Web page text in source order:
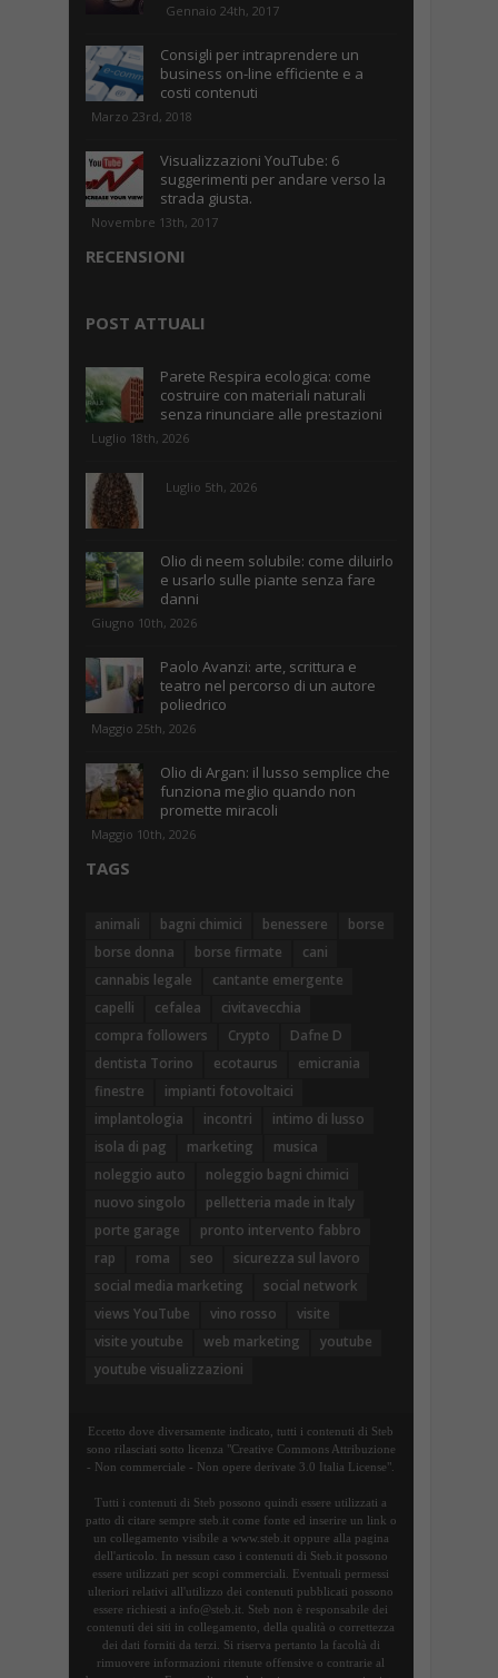
Gennaio 24th, 2017
Consigli per intraprendere un
business on-line efficiente e a
costi contenuti
Marzo 23rd, 2018
Visualizzazioni YouTube: 6
suggerimenti per andare verso la
strada giusta.
Novembre 13th, 2017
RECENSIONI
POST ATTUALI
Parete Respira ecologica: come
costruire con materiali naturali
senza rinunciare alle prestazioni
Luglio 18th, 2026
Luglio 5th, 2026
Olio di neem solubile: come diluirlo
e usarlo sulle piante senza fare
danni
Giugno 10th, 2026
Paolo Avanzi: arte, scrittura e
teatro nel percorso di un autore
poliedrico
Maggio 25th, 2026
Olio di Argan: il lusso semplice che
funziona meglio quando non
promette miracoli
Maggio 10th, 2026
TAGS
animali bagni chimici benessere
borse
borse donna
borse firmate
cani
cannabis legale
cantante emergente
capelli
cefalea
civitavecchia
compra followers
Crypto
Dafne D
dentista Torino
ecotaurus
emicrania
finestre
impianti fotovoltaici
implantologia
incontri
intimo di lusso
isola di pag
marketing
musica
noleggio auto
noleggio bagni chimici
nuovo singolo
pelletteria made in Italy
porte garage
pronto intervento fabbro
rap
roma seo
sicurezza sul lavoro
social media marketing
social network
views YouTube
vino rosso
visite
visite youtube
web marketing
youtube
youtube visualizzazioni
Eccetto dove diversamente indicato, tutti i contenuti di Steb
sono rilasciati sotto licenza "Creative Commons Attribuzione
- Non commerciale - Non opere derivate 3.0 Italia License".
Tutti i contenuti di Steb possono quindi essere utilizzati a
patto di citare sempre steb.it come fonte ed inserire un link o
un collegamento visibile a www.steb.it oppure alla pagina
dell'articolo. In nessun caso i contenuti di Steb.it possono
essere utilizzati per scopi commerciali. Eventuali permessi
ulteriori relativi all'utilizzo dei contenuti pubblicati possono
essere richiesti a info@steb.it. Steb non è responsabile dei
contenuti dei siti in collegamento, della qualità o correttezza
dei dati forniti da terzi. Si riserva pertanto la facoltà di
rimuovere informazioni ritenute offensive o contrarie al